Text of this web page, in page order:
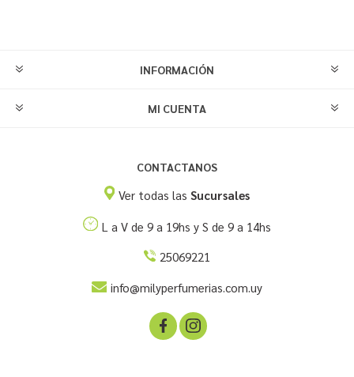
INFORMACIÓN
MI CUENTA
CONTACTANOS
Ver todas las Sucursales
L a V de 9 a 19hs y S de 9 a 14hs
25069221
info@milyperfumerias.com.uy